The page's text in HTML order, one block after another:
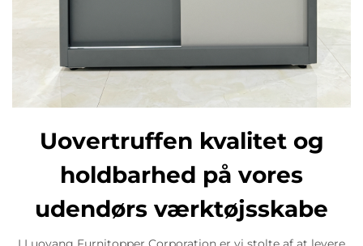
Uovertruffen kvalitet og
holdbarhed på vores
udendørs værktøjsskabe